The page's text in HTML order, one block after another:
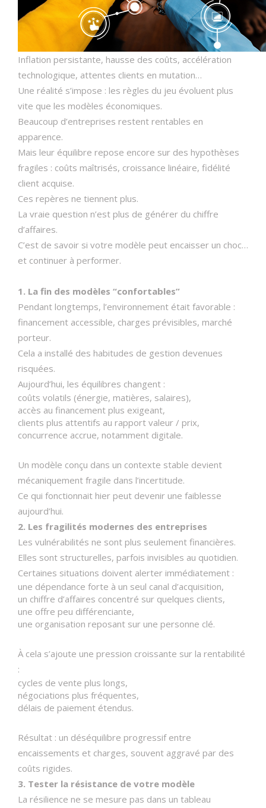
Inflation persistante, hausse des coûts, accélération
technologique, attentes clients en mutation…
Une réalité s’impose : les règles du jeu évoluent plus
vite que les modèles économiques.
Beaucoup d’entreprises restent rentables en
apparence.
Mais leur équilibre repose encore sur des hypothèses
fragiles : coûts maîtrisés, croissance linéaire, fidélité
client acquise.
Ces repères ne tiennent plus.
La vraie question n’est plus de générer du chiffre
d’affaires.
C’est de savoir si votre modèle peut encaisser un choc…
et continuer à performer.
1. La fin des modèles “confortables”
Pendant longtemps, l’environnement était favorable :
financement accessible, charges prévisibles, marché
porteur.
Cela a installé des habitudes de gestion devenues
risquées.
Aujourd’hui, les équilibres changent :
coûts volatils (énergie, matières, salaires),
accès au financement plus exigeant,
clients plus attentifs au rapport valeur / prix,
concurrence accrue, notamment digitale.
Un modèle conçu dans un contexte stable devient
mécaniquement fragile dans l’incertitude.
Ce qui fonctionnait hier peut devenir une faiblesse
aujourd’hui.
2. Les fragilités modernes des entreprises
Les vulnérabilités ne sont plus seulement financières.
Elles sont structurelles, parfois invisibles au quotidien.
Certaines situations doivent alerter immédiatement :
une dépendance forte à un seul canal d’acquisition,
un chiffre d’affaires concentré sur quelques clients,
une offre peu différenciante,
une organisation reposant sur une personne clé.
À cela s’ajoute une pression croissante sur la rentabilité
:
cycles de vente plus longs,
négociations plus fréquentes,
délais de paiement étendus.
Résultat : un déséquilibre progressif entre
encaissements et charges, souvent aggravé par des
coûts rigides.
3. Tester la résistance de votre modèle
La résilience ne se mesure pas dans un tableau